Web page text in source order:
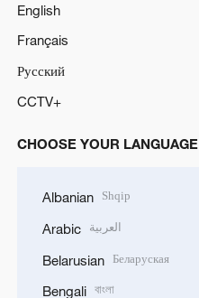
English
Français
Русский
CCTV+
CHOOSE YOUR LANGUAGE
Albanian Shqip
Arabic العربية
Belarusian Беларуская
Bengali বাংলা